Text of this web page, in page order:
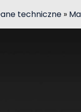
techniczne »